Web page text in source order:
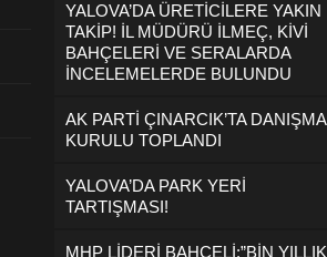
YALOVA’DA ÜRETİCİLERE YAKIN
TAKİP! İL MÜDÜRÜ İLMEÇ, KİVİ
BAHÇELERİ VE SERALARDA
İNCELEMELERDE BULUNDU
AK PARTİ ÇINARCIK’TA DANIŞMA
KURULU TOPLANDI
YALOVA’DA PARK YERİ
TARTIŞMASI!
MHP LİDERİ BAHÇELİ:”BİN YILLIK